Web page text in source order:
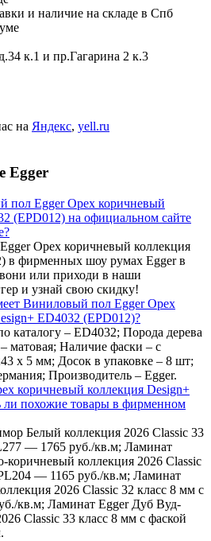
и наличие на складе в Спб
к.1 и пр.Гагарина 2 к.3
на Яндекс, yell.ru
Egger
пол Egger Орех коричневый
(EPD012) на официальном сайте
Орех коричневый коллекция
в фирменных шоу румах Egger в
или приходи в наши
и узнай свою скидку!
Виниловый пол Egger Орех
ED4032 (EPD012)?
каталогу – ED4032; Порода дерева
матовая; Наличие фаски – с
х 5 мм; Досок в упаковке – 8 шт;
Производитель – Egger.
коричневый коллекция Design+
похожие товары в фирменном
Белый коллекция 2026 Classic 33
— 1765 руб./кв.м; Ламинат
коллекция 2026 Classic
— 1165 руб./кв.м; Ламинат
2026 Classic 32 класс 8 мм с
кв.м; Ламинат Egger Дуб Вуд-
Classic 33 класс 8 мм с фаской